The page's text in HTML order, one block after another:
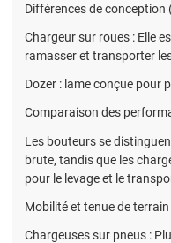
Différences de conception
Chargeur sur roues : Elle
ramasser et transporter
Dozer : lame conçue pour
Comparaison des
Les bouteurs se
brute, tandis que les
pour le levage et le
Mobilité et tenue de terrain
Chargeuses sur pneus :